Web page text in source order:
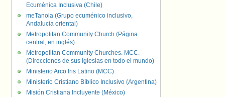
Ecuménica Inclusiva (Chile)
meTanoia (Grupo ecuménico inclusivo,
Andalucía oriental)
Metropolitan Community Church (Página
central, en inglés)
Metropolitan Community Churches. MCC.
(Direcciones de sus iglesias en todo el mundo)
Ministerio Arco Iris Latino (MCC)
Ministerio Cristiano Bíblico Inclusivo (Argentina)
Misión Cristiana Incluyente (México)